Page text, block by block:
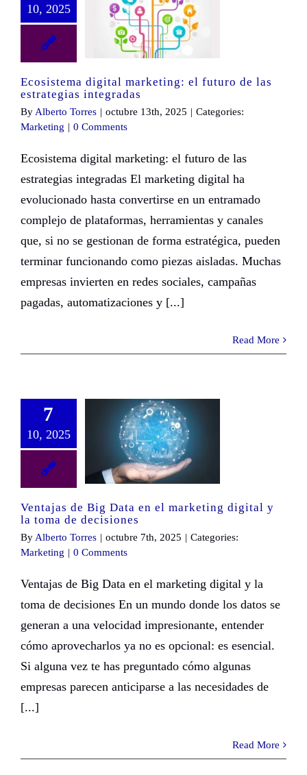
10, 2025
Ecosistema digital marketing: el futuro de las
estrategias integradas
By Alberto Torres | octubre 13th, 2025 | Categories:
Marketing | 0 Comments
Ecosistema digital marketing: el futuro de las
estrategias integradas El marketing digital ha
evolucionado hasta convertirse en un entramado
complejo de plataformas, herramientas y canales
que, si no se gestionan de forma estratégica, pueden
terminar funcionando como piezas aisladas. Muchas
empresas invierten en redes sociales, campañas
pagadas, automatizaciones y [...]
Read More
7
10, 2025
Ventajas de Big Data en el marketing digital y
la toma de decisiones
By Alberto Torres | octubre 7th, 2025 | Categories:
Marketing | 0 Comments
Ventajas de Big Data en el marketing digital y la
toma de decisiones En un mundo donde los datos se
generan a una velocidad impresionante, entender
cómo aprovecharlos ya no es opcional: es esencial.
Si alguna vez te has preguntado cómo algunas
empresas parecen anticiparse a las necesidades de
[...]
Read More